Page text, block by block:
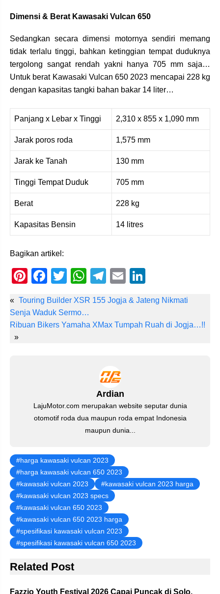
Dimensi & Berat Kawasaki Vulcan 650
Sedangkan secara dimensi motornya sendiri memang
tidak terlalu tinggi, bahkan ketinggian tempat duduknya
tergolong sangat rendah yakni hanya 705 mm saja…
Untuk berat Kawasaki Vulcan 650 2023 mencapai 228 kg
dengan kapasitas tangki bahan bakar 14 liter…
Panjang x Lebar x Tinggi 2,310 x 855 x 1,090 mm
Jarak poros roda 1,575 mm
Jarak ke Tanah 130 mm
Tinggi Tempat Duduk 705 mm
Berat 228 kg
Kapasitas Bensin 14 litres
Bagikan artikel:
Pi
er
e
F
c
e
T
tt
er
W
at
s
T
e
gr
E
ail k
e
« Touring Builder XSR 155 Jogja & Jateng Nikmati
Senja Waduk Sermo…
Ribuan Bikers Yamaha XMax Tumpah Ruah di Jogja…!!
»
Ardian
LajuMotor.com merupakan website seputar dunia
otomotif roda dua maupun roda empat Indonesia
maupun dunia...
harga kawasaki vulcan 2023
harga kawasaki vulcan 650 2023
kawasaki vulcan 2023
kawasaki vulcan 2023 harga
kawasaki vulcan 2023 specs
kawasaki vulcan 650 2023
kawasaki vulcan 650 2023 harga
spesifikasi kawasaki vulcan 2023
spesifikasi kawasaki vulcan 650 2023
Related Post
Fazzio Youth Festival 2026 Capai Puncak di Solo,